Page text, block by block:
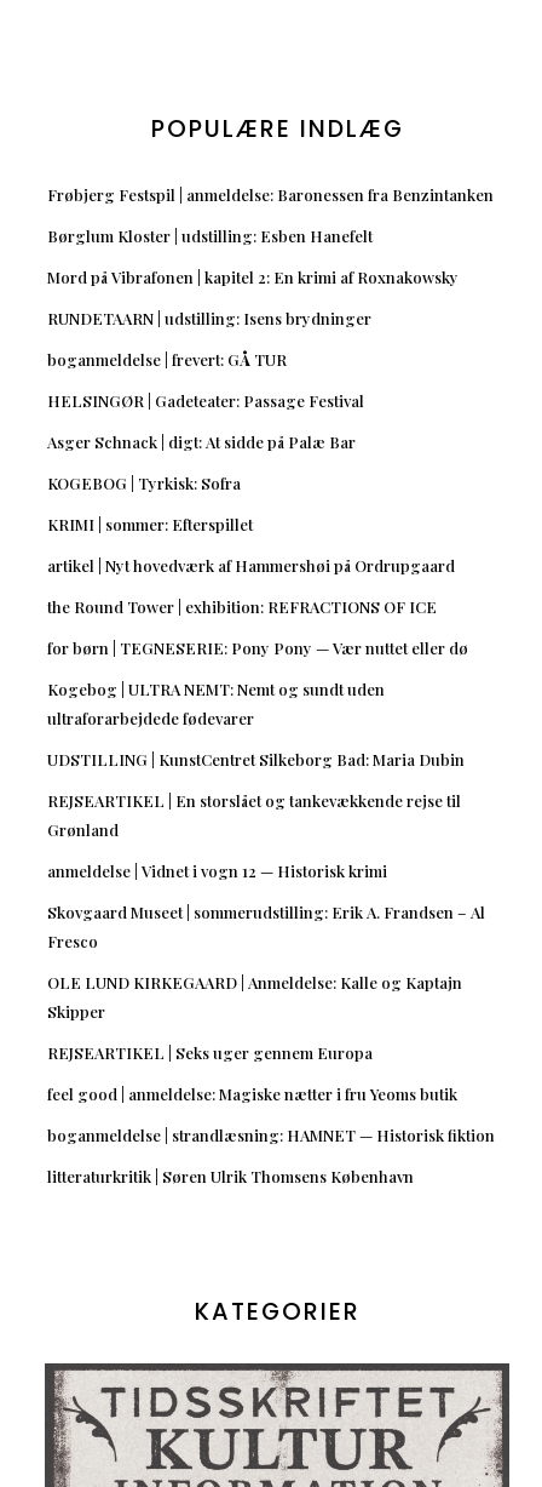
POPULÆRE INDLÆG
Frøbjerg Festspil | anmeldelse: Baronessen fra Benzintanken
Børglum Kloster | udstilling: Esben Hanefelt
Mord på Vibrafonen | kapitel 2: En krimi af Roxnakowsky
RUNDETAARN | udstilling: Isens brydninger
boganmeldelse | frevert: GÅ TUR
HELSINGØR | Gadeteater: Passage Festival
Asger Schnack | digt: At sidde på Palæ Bar
KOGEBOG | Tyrkisk: Sofra
KRIMI | sommer: Efterspillet
artikel | Nyt hovedværk af Hammershøi på Ordrupgaard
the Round Tower | exhibition: REFRACTIONS OF ICE
for børn | TEGNESERIE: Pony Pony — Vær nuttet eller dø
Kogebog | ULTRA NEMT: Nemt og sundt uden
ultraforarbejdede fødevarer
UDSTILLING | KunstCentret Silkeborg Bad: Maria Dubin
REJSEARTIKEL | En storslået og tankevækkende rejse til
Grønland
anmeldelse | Vidnet i vogn 12 — Historisk krimi
Skovgaard Museet | sommerudstilling: Erik A. Frandsen – Al
Fresco
OLE LUND KIRKEGAARD | Anmeldelse: Kalle og Kaptajn
Skipper
REJSEARTIKEL | Seks uger gennem Europa
feel good | anmeldelse: Magiske nætter i fru Yeoms butik
boganmeldelse | strandlæsning: HAMNET — Historisk fiktion
litteraturkritik | Søren Ulrik Thomsens København
KATEGORIER